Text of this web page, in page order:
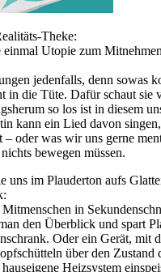
Theke:
Utopie zum
jedenfalls, denn sowas
in die Tüte. Dafür schaut sie
so los ist in diesem
kann ein Lied davon
– oder was wir uns gerne
bewegen müssen.
uns im Plauderton aufs
in
den Überblick und spart
Oder ein Gerät, mit
über den Zustand
Heizsystem